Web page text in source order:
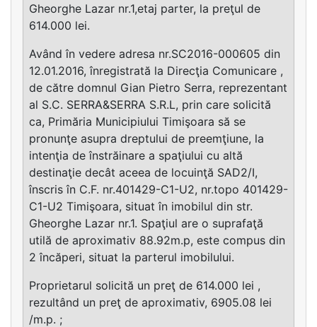
Gheorghe Lazar nr.1,etaj parter, la preţul de
614.000 lei.
Având în vedere adresa nr.SC2016-000605 din
12.01.2016, înregistrată la Direcţia Comunicare ,
de către domnul Gian Pietro Serra, reprezentant
al S.C. SERRA&SERRA S.R.L, prin care solicită
ca, Primăria Municipiului Timişoara să se
pronunţe asupra dreptului de preemţiune, la
intenţia de înstrăinare a spaţiului cu altă
destinaţie decât aceea de locuinţă SAD2/I,
înscris în C.F. nr.401429-C1-U2, nr.topo 401429-
C1-U2 Timişoara, situat în imobilul din str.
Gheorghe Lazar nr.1. Spaţiul are o suprafaţă
utilă de aproximativ 88.92m.p, este compus din
2 încăperi, situat la parterul imobilului.
Proprietarul solicită un preţ de 614.000 lei ,
rezultând un preţ de aproximativ, 6905.08 lei
/m.p. ;